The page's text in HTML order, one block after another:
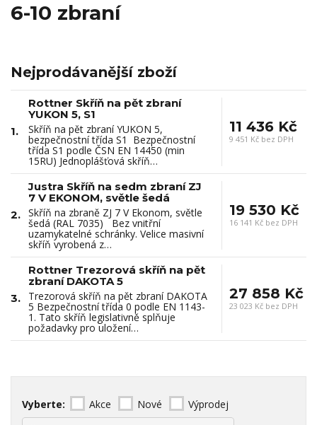
6-10 zbraní
Nejprodávanější zboží
1.
Rottner Skříň na pět zbraní
YUKON 5, S1
Skříň na pět zbraní YUKON 5,
bezpečnostní třída S1 Bezpečnostní
třída S1 podle ČSN EN 14450 (min
15RU) Jednoplášťová skříň…
11 436 Kč
9 451 Kč bez DPH
2.
Justra Skříň na sedm zbraní ZJ
7 V EKONOM, světle šedá
Skříň na zbraně ZJ 7 V Ekonom, světle
šedá (RAL 7035) Bez vnitřní
uzamykatelné schránky. Velice masivní
skříň vyrobená z…
19 530 Kč
16 141 Kč bez DPH
3.
Rottner Trezorová skříň na pět
zbraní DAKOTA 5
Trezorová skříň na pět zbraní DAKOTA
5 Bezpečnostní třída 0 podle EN 1143-
1. Tato skříň legislativně splňuje
požadavky pro uložení…
27 858 Kč
23 023 Kč bez DPH
Vyberte: Akce Nové Výprodej